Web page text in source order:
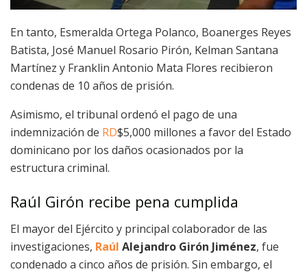
En tanto, Esmeralda Ortega Polanco, Boanerges Reyes
Batista, José Manuel Rosario Pirón, Kelman Santana
Martínez y Franklin Antonio Mata Flores recibieron
condenas de 10 años de prisión.
Asimismo, el tribunal ordenó el pago de una
indemnización de RD$5,000 millones a favor del Estado
dominicano por los daños ocasionados por la
estructura criminal.
Raúl Girón recibe pena cumplida
El mayor del Ejército y principal colaborador de las
investigaciones, Raúl Alejandro Girón Jiménez, fue
condenado a cinco años de prisión. Sin embargo, el